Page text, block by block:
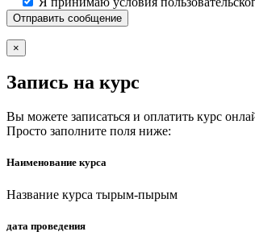
×
Запись на курс
Вы можете записаться и оплатить курс
Просто заполните поля ниже:
Наименование курса
Название курса тырым-пырым
дата проведения